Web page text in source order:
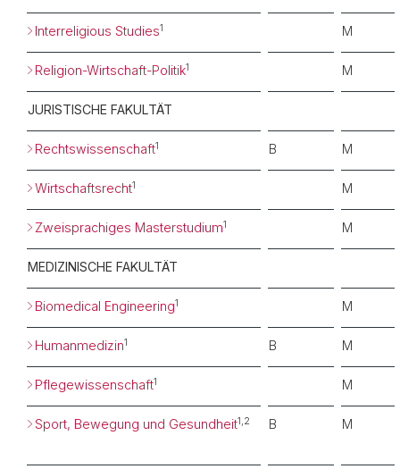
Interreligious Studies1 M
Religion-Wirtschaft-Politik1 M
JURISTISCHE FAKULTÄT
Rechtswissenschaft1 B M
Wirtschaftsrecht1 M
Zweisprachiges Masterstudium1 M
MEDIZINISCHE FAKULTÄT
Biomedical Engineering1 M
Humanmedizin1 B M
Pflegewissenschaft1 M
Sport, Bewegung und Gesundheit1,2 B M